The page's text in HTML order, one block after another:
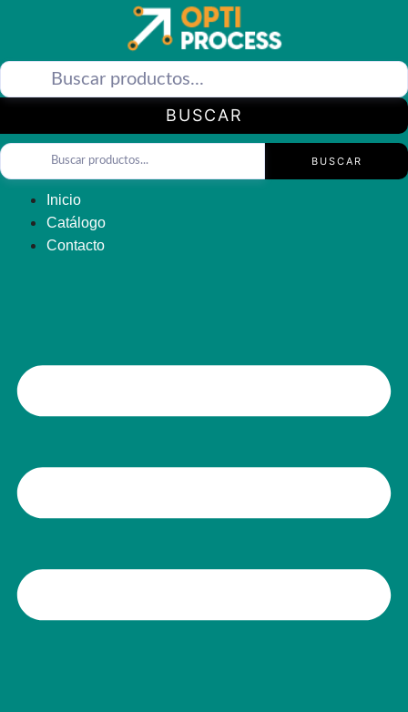
BUSCAR
BUSCAR
Inicio
Catálogo
Contacto